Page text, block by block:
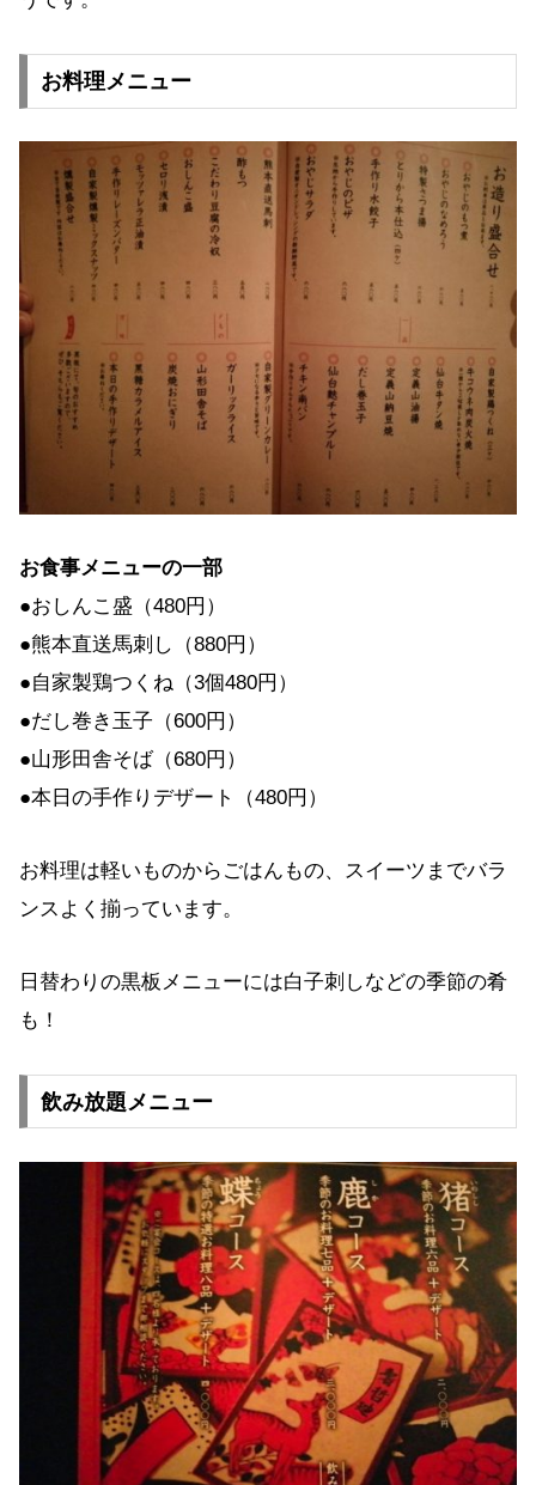
お料理メニュー
お食事メニューの一部
●おしんこ盛（480円）
●熊本直送馬刺し（880円）
●自家製鶏つくね（3個480円）
●だし巻き玉子（600円）
●山形田舎そば（680円）
●本日の手作りデザート（480円）
お料理は軽いものからごはんもの、スイーツまでバラ
ンスよく揃っています。
日替わりの黒板メニューには白子刺しなどの季節の肴
も！
飲み放題メニュー